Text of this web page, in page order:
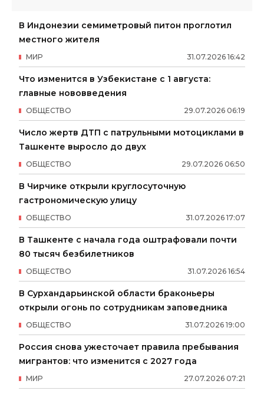
В Индонезии семиметровый питон проглотил
местного жителя
31.07.2026 16:42
МИР
Что изменится в Узбекистане с 1 августа:
главные нововведения
29.07.2026 06:19
ОБЩЕСТВО
Число жертв ДТП с патрульными мотоциклами в
Ташкенте выросло до двух
29.07.2026 06:50
ОБЩЕСТВО
В Чирчике открыли круглосуточную
гастрономическую улицу
31.07.2026 17:07
ОБЩЕСТВО
В Ташкенте с начала года оштрафовали почти
80 тысяч безбилетников
31.07.2026 16:54
ОБЩЕСТВО
В Сурхандарьинской области браконьеры
открыли огонь по сотрудникам заповедника
31.07.2026 19:00
ОБЩЕСТВО
Россия снова ужесточает правила пребывания
мигрантов: что изменится с 2027 года
27.07.2026 07:21
МИР